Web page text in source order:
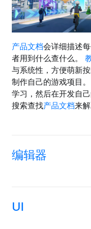
产品文档会详细描述
者用到什么查什么。
与系统性，方便萌新
制作自己的游戏项目
学习，然后在开发自
搜索查找产品文档来
编辑器
UI